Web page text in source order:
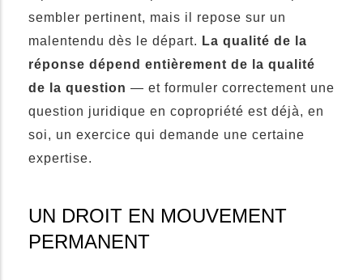
sembler pertinent, mais il repose sur un
malentendu dès le départ. La qualité de la
réponse dépend entièrement de la qualité
de la question — et formuler correctement une
question juridique en copropriété est déjà, en
soi, un exercice qui demande une certaine
expertise.
UN DROIT EN MOUVEMENT
PERMANENT